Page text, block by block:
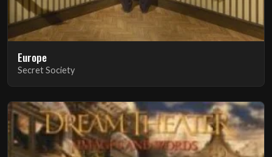
Europe
Secret Society